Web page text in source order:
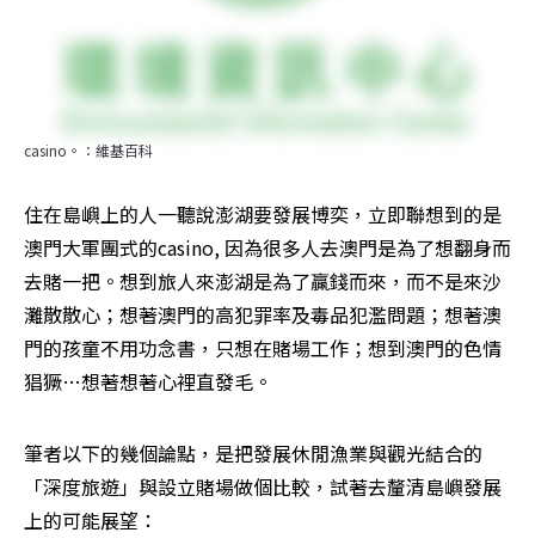
casino。：維基百科
住在島嶼上的人一聽說澎湖要發展博奕，立即聯想到的是
澳門大軍團式的casino, 因為很多人去澳門是為了想翻身而
去賭一把。想到旅人來澎湖是為了贏錢而來，而不是來沙
灘散散心；想著澳門的高犯罪率及毒品犯濫問題；想著澳
門的孩童不用功念書，只想在賭場工作；想到澳門的色情
猖獗…想著想著心裡直發毛。
筆者以下的幾個論點，是把發展休閒漁業與觀光結合的
「深度旅遊」與設立賭場做個比較，試著去釐清島嶼發展
上的可能展望：